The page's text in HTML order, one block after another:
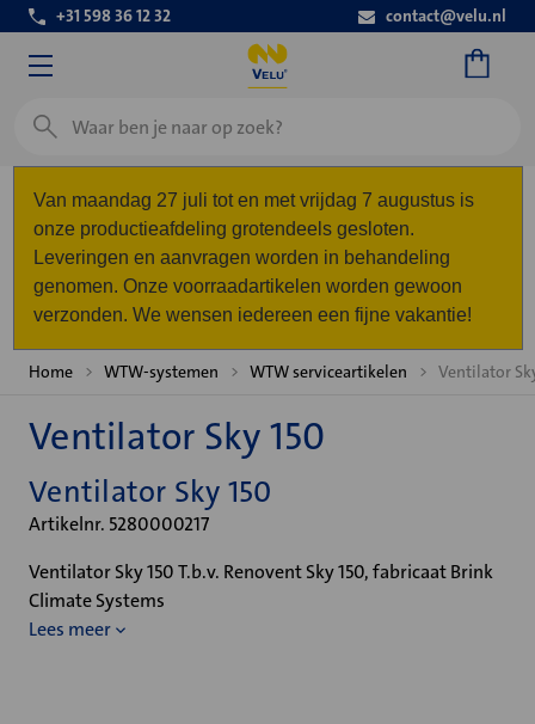
+31 598 36 12 32 contact@velu.nl
Zoeken
Van maandag 27 juli tot en met vrijdag 7 augustus is
onze productieafdeling grotendeels gesloten.
Leveringen en aanvragen worden in behandeling
genomen. Onze voorraadartikelen worden gewoon
verzonden. We wensen iedereen een fijne vakantie!
Home WTW-systemen WTW serviceartikelen Ventilator
Ventilator Sky 150
Ventilator Sky 150
Artikelnr. 5280000217
Ventilator Sky 150 T.b.v. Renovent Sky 150, fabricaat Brink
Climate Systems
Lees meer